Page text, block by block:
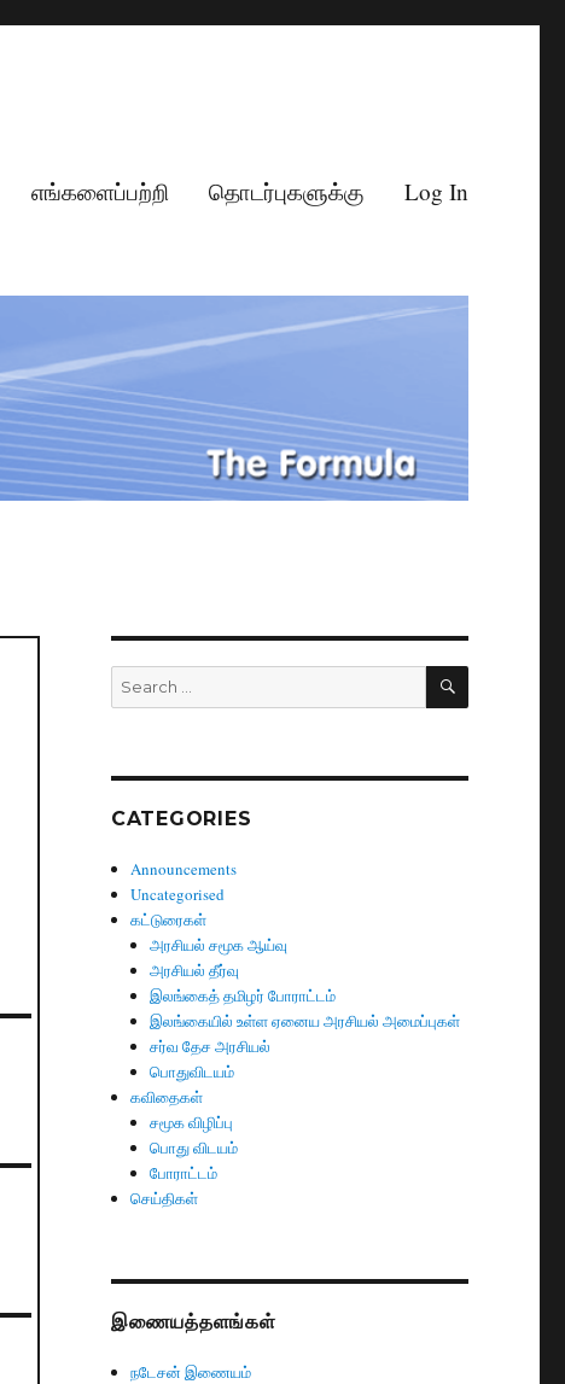
எங்களைப்பற்றி தொடர்புகளுக்கு Log In
Search
for:
SEARCH
CATEGORIES
Announcements
Uncategorised
கட்டுரைகள்
அரசியல் சமூக ஆய்வு
அரசியல் தீர்வு
இலங்கைத் தமிழர் போராட்டம்
இலங்கையில் உள்ள ஏனைய அரசியல் அமைப்புகள்
சர்வ தேச அரசியல்
பொதுவிடயம்
கவிதைகள்
சமூக விழிப்பு
பொது விடயம்
போராட்டம்
செய்திகள்
இணையத்தளங்கள்
நடேசன் இணையம்